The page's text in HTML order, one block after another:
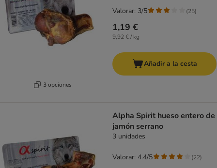
3 opciones
1,19 €
9,92 € / kg
Valorar: 3/5 (25)
Añadir a la cesta
Alpha Spirit hueso entero de
jamón serrano
3 unidades
Valorar: 4.4/5 (22)